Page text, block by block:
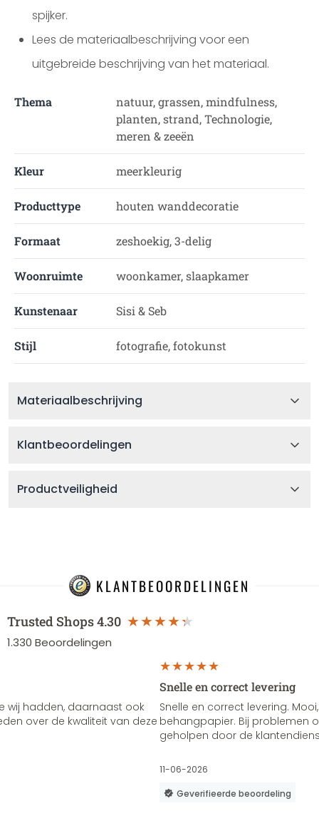
spijker.
Lees de materiaalbeschrijving voor een
uitgebreide beschrijving van het materiaal.
Thema
natuur, grassen, mindfulness,
planten, strand, Technologie,
meren & zeeën
Kleur meerkleurig
Producttype houten wanddecoratie
Formaat zeshoekig, 3-delig
Woonruimte woonkamer, slaapkamer
Kunstenaar Sisi & Seb
Stijl fotografie, fotokunst
Materiaalbeschrijving
Klantbeoordelingen
Productveiligheid
KLANTBEOORDELINGEN
Trusted Shops4.30
1.330 Beoordelingen
wij hadden, daarnaast ook
over de kwaliteit van deze
Snelle en correct levering
Snelle en correct levering.
behangpapier. Bij problemen
geholpen door de
11-06-2026
Geverifieerde beoordeling